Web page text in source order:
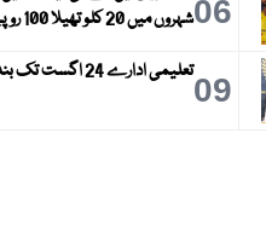
06شہروں میں 20 کلو تھیلا 100 روپے تک مہنگا
09تعلیمی ادارے 24 اگست تک بند رہیں گے، رانا سکندر حیات